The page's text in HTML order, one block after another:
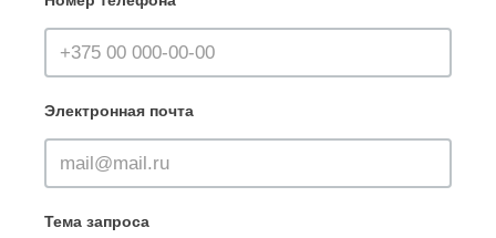
Электронная почта
Тема запроса